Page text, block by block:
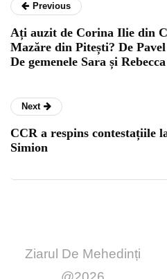
Previous
Ați auzit de Corina Ilie din
Mazăre din Pitești? De
De gemenele Sara și
Next
CCR a respins contestațiile
Simion
Ziarul De Mehedinți